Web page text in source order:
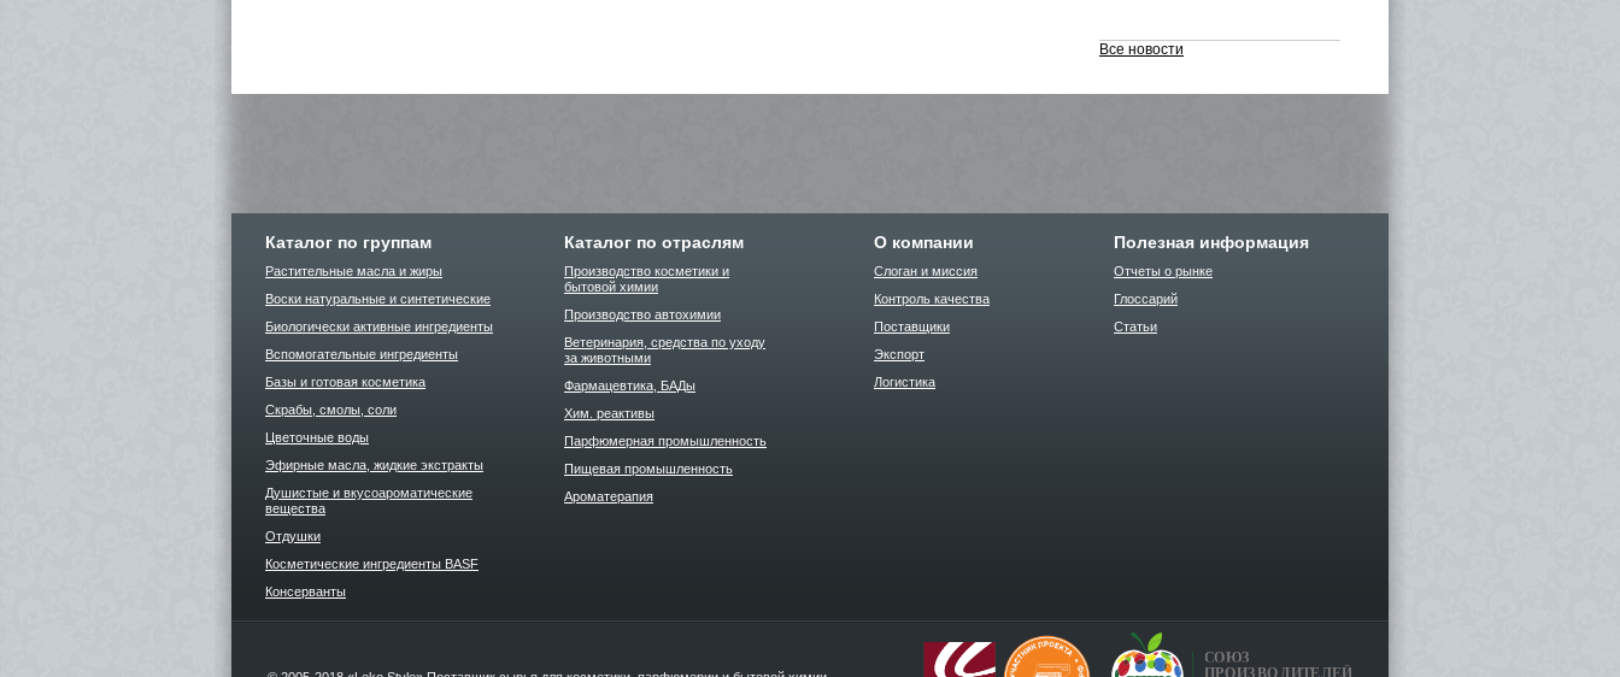
Все новости
Каталог по группам
Растительные масла и жиры
Воски натуральные и синтетические
Биологически активные ингредиенты
Вспомогательные ингредиенты
Базы и готовая косметика
Скрабы, смолы, соли
Цветочные воды
Эфирные масла, жидкие экстракты
Душистые и вкусоароматические
вещества
Отдушки
Косметические ингредиенты BASF
Консерванты
Каталог по отраслям
Производство косметики и
бытовой химии
Производство автохимии
Ветеринария, средства по уходу
за животными
Фармацевтика, БАДы
Хим. реактивы
Парфюмерная промышленность
Пищевая промышленность
Ароматерапия
О компании
Слоган и миссия
Контроль качества
Поставщики
Экспорт
Логистика
Полезная информация
Отчеты о рынке
Глоссарий
Статьи